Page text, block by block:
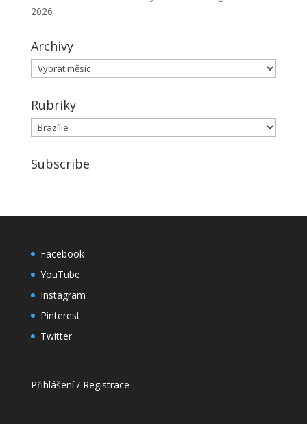
2026
Archivy
Archivy
Rubriky
Rubriky
Subscribe
Facebook
YouTube
Instagram
Pinterest
Twitter
Přihlášení / Registrace